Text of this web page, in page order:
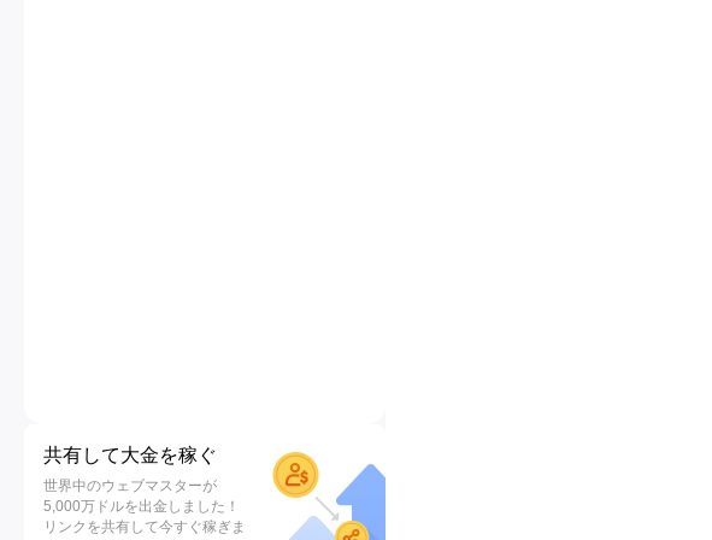
共有して大金を稼ぐ
世界中のウェブマスターが
5,000万ドルを出金しました！
リンクを共有して今すぐ稼ぎま